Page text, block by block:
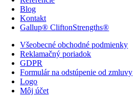
Blog
Kontakt
Gallup® CliftonStrengths®
Všeobecné obchodné podmienky
Reklamačný poriadok
GDPR
Formulár na odstúpenie od zmluvy
Logo
Môj účet